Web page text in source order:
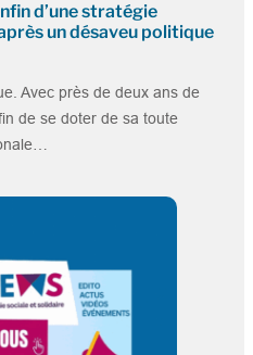
d’une stratégie
un désaveu politique
Avec près de deux ans de
de se doter de sa toute